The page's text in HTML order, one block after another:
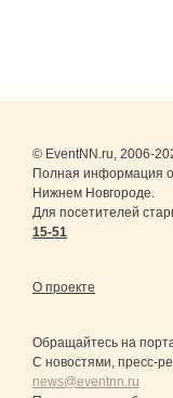
© EventNN.ru, 2006-
Полная информация
Нижнем Новгороде.
Для посетителей
15-51
О проекте
Обращайтесь на
С новостями, пресс-
news@eventnn.ru